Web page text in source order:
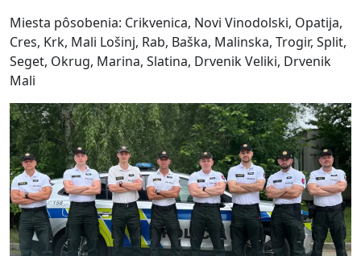
Miesta pôsobenia: Crikvenica, Novi Vinodolski, Opatija,
Cres, Krk, Mali Lošinj, Rab, Baška, Malinska, Trogir, Split,
Seget, Okrug, Marina, Slatina, Drvenik Veliki, Drvenik
Mali